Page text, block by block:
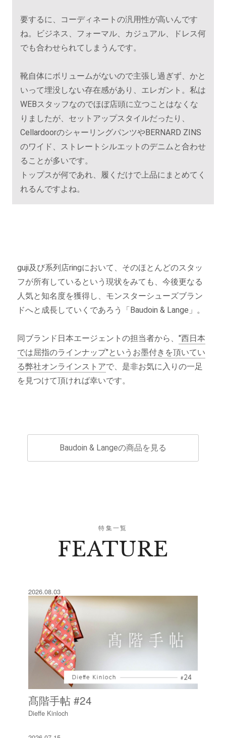
要するに、コーディネートの汎用性が高いんです
ね。ビジネス、フォーマル、カジュアル、ドレス何
でも合わせられてしまうんです。
靴自体にボリュームがないので主張し過ぎず、かと
いって埋没しない存在感があり、エレガント。私は
WEBスタッフなのでほぼ店頭に立つことはなくな
りましたが、セットアップスタイルだったり、
CellardoorのシャーリングパンツやBERNARD ZINS
のワイド、ストレートシルエットのデニムと合わせ
ることが多いです。
トップスが何であれ、履くだけで上品にまとめてく
れるんですよね。
guji及び系列店ringにおいて、そのほとんどのスタッ
フが所有しているという現状をみても、今後更なる
人気と知名度を獲得し、モンスターシューズブラン
ドへと成長していくであろう「Baudoin & Lange」。
同ブランド日本エージェントの担当者から、 "西日本
では屈指のラインナップ"というお墨付きを頂いてい
る弊社オンラインストアで、是非お気に入りの一足
を見つけて頂ければ幸いです。
Baudoin & Langeの商品を見る